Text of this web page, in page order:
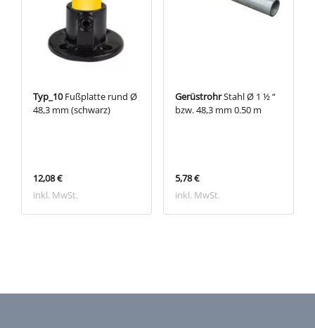
Typ_10Fußplatte rund Ø
48,3 mm (schwarz)
12,08 €
inkl. MwSt.
GerüstrohrStahl Ø 1 ½ “
bzw. 48,3 mm 0.50 m
5,78 €
inkl. MwSt.